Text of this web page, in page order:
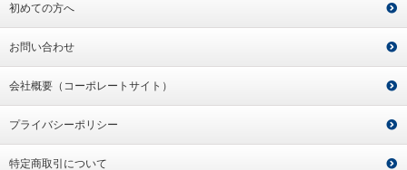
初めての方へ
お問い合わせ
会社概要（コーポレートサイト）
プライバシーポリシー
特定商取引について